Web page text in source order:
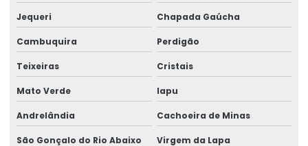
Jequeri Chapada Gaúcha
Cambuquira Perdigão
Teixeiras Cristais
Mato Verde Iapu
Andrelândia Cachoeira de Minas
São Gonçalo do Rio Abaixo Virgem da Lapa